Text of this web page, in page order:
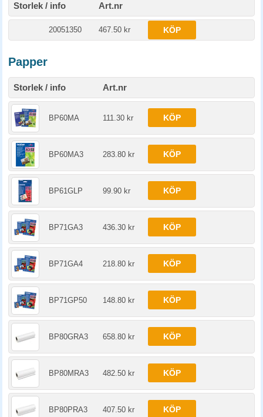
Storlek / info Art.nr
20051350 467.50 kr KÖP
Papper
Storlek / info Art.nr
BP60MA 111.30 kr KÖP
BP60MA3 283.80 kr KÖP
BP61GLP 99.90 kr KÖP
BP71GA3 436.30 kr KÖP
BP71GA4 218.80 kr KÖP
BP71GP50 148.80 kr KÖP
BP80GRA3 658.80 kr KÖP
BP80MRA3 482.50 kr KÖP
BP80PRA3 407.50 kr KÖP